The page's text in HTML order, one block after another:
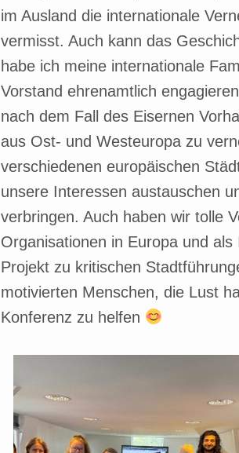
im Ausland die internationale
vermisst. Auch kann das
habe ich meine internationale
Vorstand ehrenamtlich
nach dem Fall des Eisernen
aus Ost- und Westeuropa zu
verschiedenen europäischen
unsere Interessen austauschen
verbringen. Auch haben wir tolle
Organisationen in Europa und
Projekt zu kritischen
motivierten Menschen, die Lust
Konferenz zu helfen